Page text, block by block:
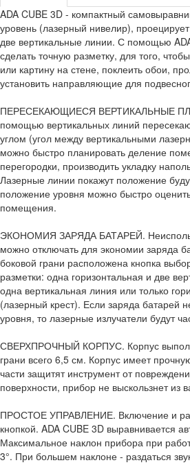
ADA CUBE 3D - компактный
уровень (лазерный нивелир),
две вертикальные линии. С помощью
сделать точную разметку, для того,
или картину на стене, поклеить обои,
установить направляющие для
ПЕРЕСЕКАЮЩИЕСЯ ВЕРТИКАЛЬНЫЕ
помощью вертикальных линий
углом (угол между вертикальными
можно быстро планировать деление
перегородки, производить укладку
Лазерные линии покажут положение
положение уровня можно быстро
помещения.
ЭКОНОМИЯ ЗАРЯДА БАТАРЕЙ.
можно отключать для экономии заряда
боковой грани расположена кнопка
разметки: одна горизонтальная и две
одна вертикальная линия или только
(лазерный крест). Если заряда батарей
уровня, то лазерные излучатели будут
СВЕРХПРОЧНЫЙ КОРПУС. Корпус
грани всего 6,5 см. Корпус имеет
части защитят инструмент от
поверхности, прибор не выскользнет из
ПРОСТОЕ УПРАВЛЕНИЕ. Включение и
кнопкой. ADA CUBE 3D выравнивается
Максимальное наклон прибора при
3°. При большем наклоне - раздаться